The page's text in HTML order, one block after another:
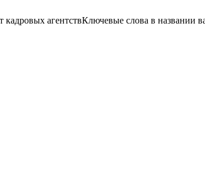
кадровых агентствКлючевые слова в названии